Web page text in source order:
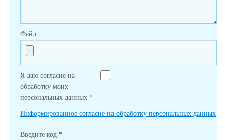
Файл
Я даю согласие на
обработку моих
персональных данных *
Информированное согласие на обработку персональных данных
Введите код *